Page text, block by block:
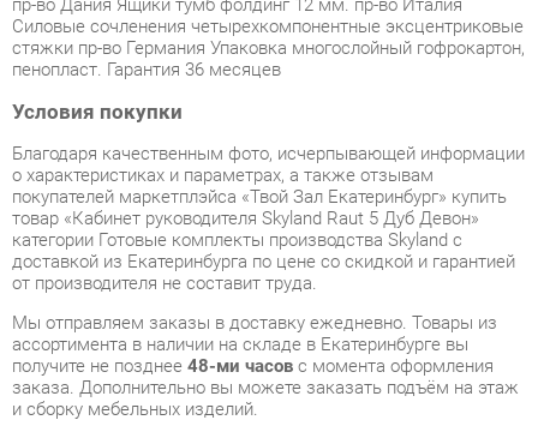
Условия покупки
Благодаря качественным фото, исчерпывающей информации
покупателей маркетплэйса «Твой Зал Екатеринбург» купить
категории Готовые комплекты производства Skyland с
доставкой из Екатеринбурга по цене со скидкой и гарантией
от производителя не составит труда.
Мы отправляем заказы в доставку ежедневно. Товары из
ассортимента в наличии на складе в Екатеринбурге вы
получите не позднее48-ми часовс момента оформления
заказа. Дополнительно вы можете заказать подъём на этаж
и сборку мебельных изделий.
Срок доставки в другие регионы, и для товаров, находящихся
на складах производителей, рассчитывается индивидуально.
Уточнить наличие, срок и стоимость доставки вы можете
через формуобратной связи.